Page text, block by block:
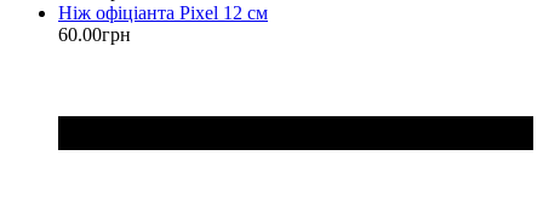
Ніж офіціанта Pixel 12 см
60.00грн